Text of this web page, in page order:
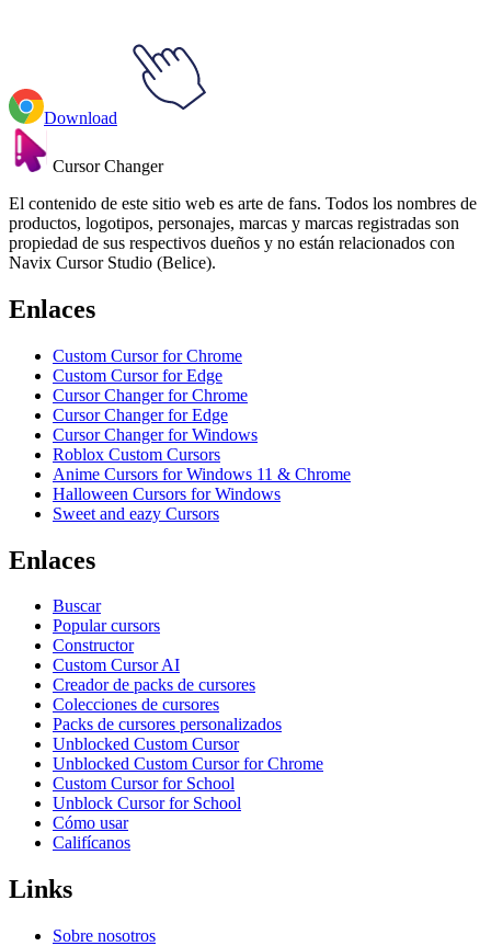
Download
Cursor Changer
El contenido de este sitio web es arte de fans. Todos los nombres de
productos, logotipos, personajes, marcas y marcas registradas son
propiedad de sus respectivos dueños y no están relacionados con
Navix Cursor Studio (Belice).
Enlaces
Custom Cursor for Chrome
Custom Cursor for Edge
Cursor Changer for Chrome
Cursor Changer for Edge
Cursor Changer for Windows
Roblox Custom Cursors
Anime Cursors for Windows 11 & Chrome
Halloween Cursors for Windows
Sweet and eazy Cursors
Enlaces
Buscar
Popular cursors
Constructor
Custom Cursor AI
Creador de packs de cursores
Colecciones de cursores
Packs de cursores personalizados
Unblocked Custom Cursor
Unblocked Custom Cursor for Chrome
Custom Cursor for School
Unblock Cursor for School
Cómo usar
Califícanos
Links
Sobre nosotros